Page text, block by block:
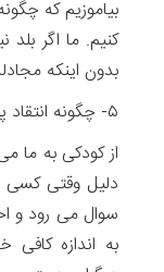
بیاموزیم که
کنیم. ما اگر بلد
بدون اینکه
۵- چگونه انتقاد پذیر شویم
از کودکی به ما
دلیل وقتی کسی
سوال می رود و
به اندازه